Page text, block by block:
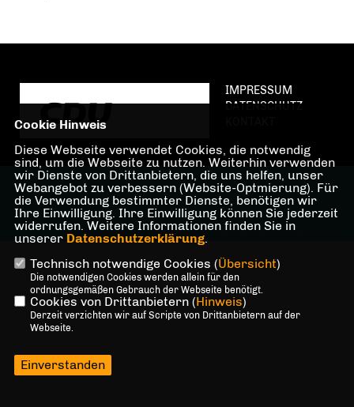
IMPRESSUM
DATENSCHUTZ
@2026 Scott Körber
Alle Rechte vorbehalten.
REALISATION: SHARKNESS MEDIA GMBH & CO. KG
Cookie Hinweis
Diese Webseite verwendet Cookies, die notwendig
sind, um die Webseite zu nutzen. Weiterhin verwenden
wir Dienste von Drittanbietern, die uns helfen, unser
Webangebot zu verbessern (Website-Optmierung). Für
die Verwendung bestimmter Dienste, benötigen wir
Ihre Einwilligung. Ihre Einwilligung können Sie jederzeit
widerrufen. Weitere Informationen finden Sie in
unserer Datenschutzerklärung.
Technisch notwendige Cookies (Übersicht)
Die notwendigen Cookies werden allein für den
ordnungsgemäßen Gebrauch der Webseite benötigt.
Cookies von Drittanbietern (Hinweis)
Derzeit verzichten wir auf Scripte von Drittanbietern auf der
Webseite.
Einverstanden